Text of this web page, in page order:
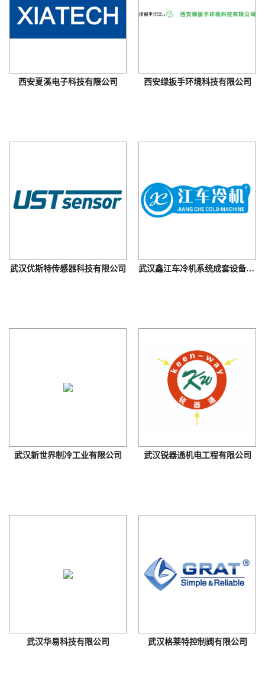
西安夏溪电子科技有限公司 西安绿扳手环境科技有限公司
武汉优斯特传感器科技有限公司 武汉鑫江车冷机系统成套设备有限公司
武汉新世界制冷工业有限公司 武汉锐器通机电工程有限公司
武汉华易科技有限公司 武汉格莱特控制阀有限公司